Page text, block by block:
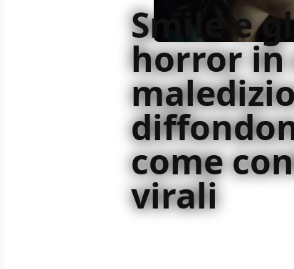
Smile e
horror in
come
virali